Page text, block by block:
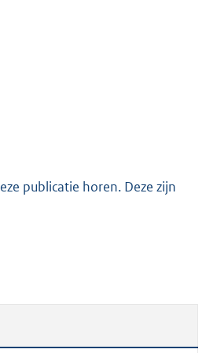
publicatie horen. Deze zijn